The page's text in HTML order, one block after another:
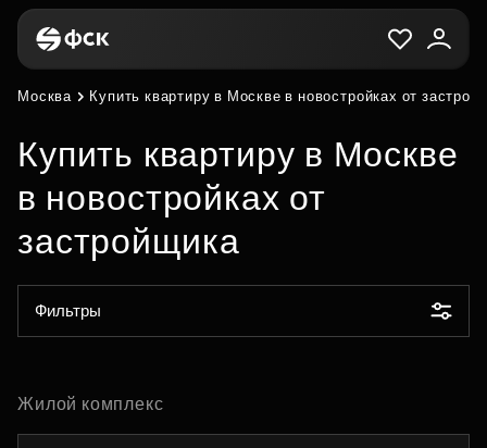
Москва Купить квартиру в Москве в новостройках от
Купить квартиру в Москве
в новостройках от
застройщика
Фильтры
Жилой комплекс